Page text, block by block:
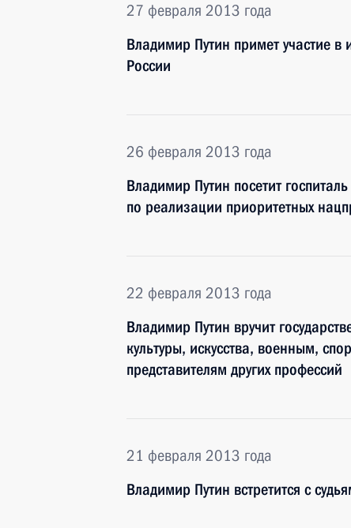
27 февраля 2013 года
Владимир Путин примет участие
России
26 февраля 2013 года
Владимир Путин посетит
по реализации приоритетных
22 февраля 2013 года
Владимир Путин вручит
культуры, искусства, военным,
представителям других профессий
21 февраля 2013 года
Владимир Путин встретится с